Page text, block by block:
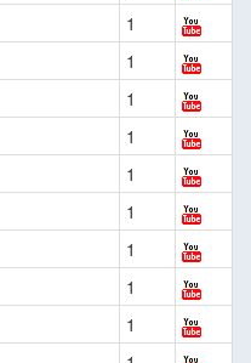
1
1
1
1
1
1
1
1
1